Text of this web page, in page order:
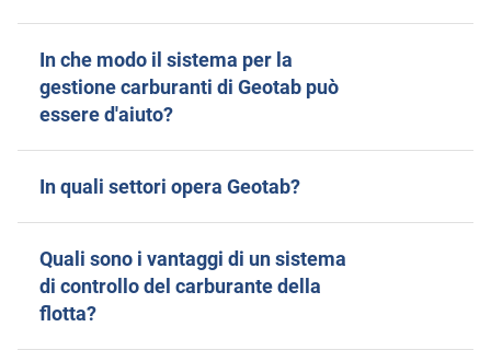
In che modo il sistema per la
gestione carburanti di Geotab può
essere d'aiuto?
In quali settori opera Geotab?
Quali sono i vantaggi di un sistema
di controllo del carburante della
flotta?